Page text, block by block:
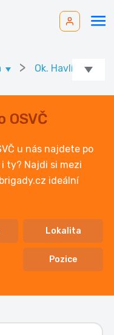
> Ok. Havlíčkův
u nás najdete po
ty? Najdi si mezi
ideální
Lokalita
Pozice